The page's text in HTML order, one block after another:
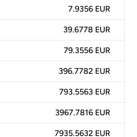
7.9356 EUR
39.6778 EUR
79.3556 EUR
396.7782 EUR
793.5563 EUR
3967.7816 EUR
7935.5632 EUR